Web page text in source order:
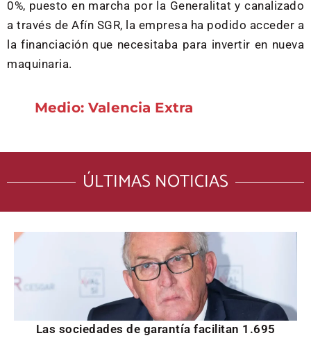
0%, puesto en marcha por la Generalitat y canalizado
a través de Afín SGR, la empresa ha podido acceder a
la financiación que necesitaba para invertir en nueva
maquinaria.
Medio: Valencia Extra
ÚLTIMAS NOTICIAS
Las sociedades de garantía facilitan 1.695